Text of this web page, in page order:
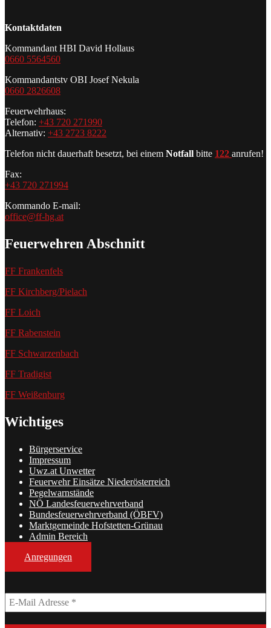
Kontaktdaten
Kommandant HBI David Hollaus
0660 5564560
Kommandantstv OBI Josef Nekula
0660 2826608
Feuerwehrhaus:
Telefon: +43 720 271990
Alternativ: +43 2723 8222
Telefon nicht dauerhaft besetzt, bei einem Notfall bitte 122 anrufen!
Fax:
+43 720 271994
Kommando E-mail:
office@ff-hg.at
Feuerwehren Abschnitt
FF Frankenfels
FF Kirchberg/Pielach
FF Loich
FF Rabenstein
FF Schwarzenbach
FF Tradigist
FF Weißenburg
Wichtiges
Bürgerservice
Impressum
Uwz.at Unwetter
Feuerwehr Einsätze Niederösterreich
Pegelwarnstände
NÖ Landesfeuerwehrverband
Bundesfeuerwehrverband (ÖBFV)
Marktgemeinde Hofstetten-Grünau
Admin Bereich
Anregungen